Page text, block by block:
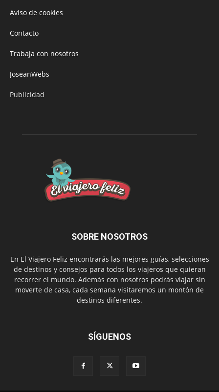
Aviso de cookies
Contacto
Trabaja con nosotros
JoseanWebs
Publicidad
SOBRE NOSOTROS
En El Viajero Feliz encontrarás las mejores guías, selecciones
de destinos y consejos para todos los viajeros que quieran
recorrer el mundo. Además con nosotros podrás viajar sin
moverte de casa, cada semana visitaremos un montón de
destinos diferentes.
SÍGUENOS